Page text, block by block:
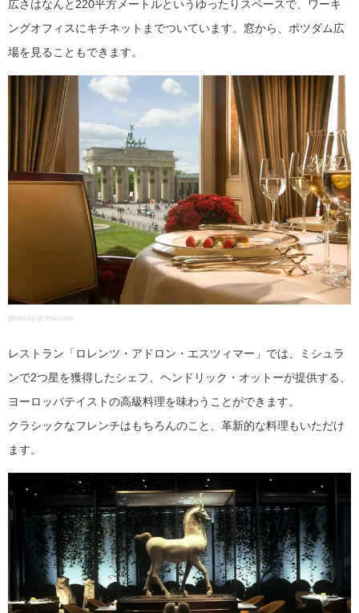
広さはなんと220平方メートルというゆったりスペースで、ワーキ
ングオフィスにキチネットまでついています。窓から、ポツダム広
場を見ることもできます。
photo by jp.lhw.com
レストラン「ロレンツ・アドロン・エスツィマー」では、ミシュラ
ンで2つ星を獲得したシェフ、ヘンドリック・オットーが提供する、
ヨーロッパテイストの高級料理を味わうことができます。
クラシックなフレンチはもちろんのこと、革新的な料理もいただけ
ます。